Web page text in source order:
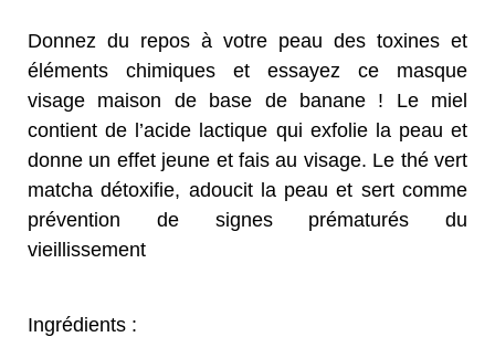
Donnez du repos à votre peau des toxines et
éléments chimiques et essayez ce masque
visage maison de base de banane ! Le miel
contient de l’acide lactique qui exfolie la peau et
donne un effet jeune et fais au visage. Le thé vert
matcha détoxifie, adoucit la peau et sert comme
prévention de signes prématurés du
vieillissement
Ingrédients :